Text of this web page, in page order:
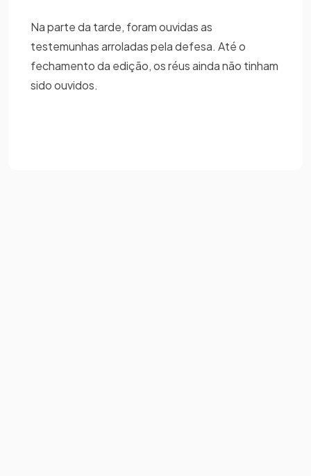
Na parte da tarde, foram ouvidas as
testemunhas arroladas pela defesa. Até o
fechamento da edição, os réus ainda não tinham
sido ouvidos.